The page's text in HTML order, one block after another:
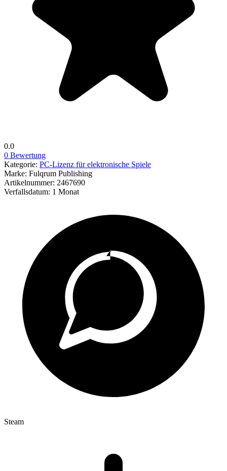
0.0
0 Bewertung
Kategorie: PC-Lizenz für elektronische Spiele
Marke: Fulqrum Publishing
Artikelnummer: 2467690
Verfallsdatum: 1 Monat
Steam